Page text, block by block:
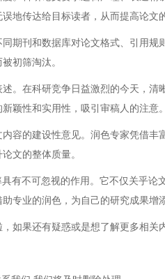
地传达给目标读者，从而提高论文
期刊和数据库对论文格式、引用
初筛淘汰。
。在科研竞争日益激烈的今天，
颖性和实用性，吸引审稿人的注意。
容的建设性意见。润色专家凭借
文的整体质量。
有不可忽视的作用。它不仅关乎
专业的润色，为自己的研究成果增
如果还有疑惑或是想了解更多相关